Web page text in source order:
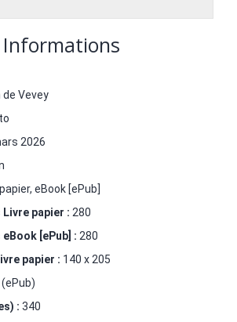
Informations
de Vevey
2026
eBook [ePub]
Livre papier : 280
eBook [ePub] : 280
papier : 140 x 205
: 340